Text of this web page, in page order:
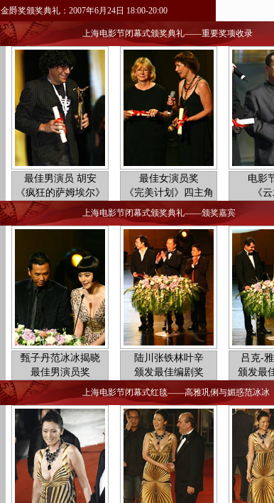
金爵奖颁奖典礼：2007年6月24日 18:00-20:00
上海电影节闭幕式颁奖典礼——重要奖项收录
最佳男演员 胡安
《疯狂的萨姆埃尔》
最佳女演员奖
《完美计划》四主角
电影
《
上海电影节闭幕式颁奖典礼——颁奖嘉宾
甄子丹范冰冰揭晓
最佳男演员奖
陆川张铁林叶辛
颁发最佳编剧奖
吕克-
颁发最
上海电影节闭幕式红毯——高雅巩俐与媚惑范冰冰